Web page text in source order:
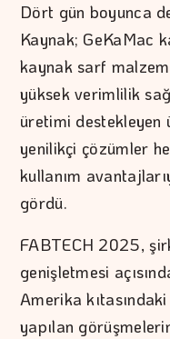
Dört gün boyunca
Kaynak; GeKaMac
kaynak sarf
yüksek verimlilik
üretimi destekleyen
yenilikçi çözümler
kullanım
gördü.
FABTECH 2025,
genişletmesi
Amerika
yapılan